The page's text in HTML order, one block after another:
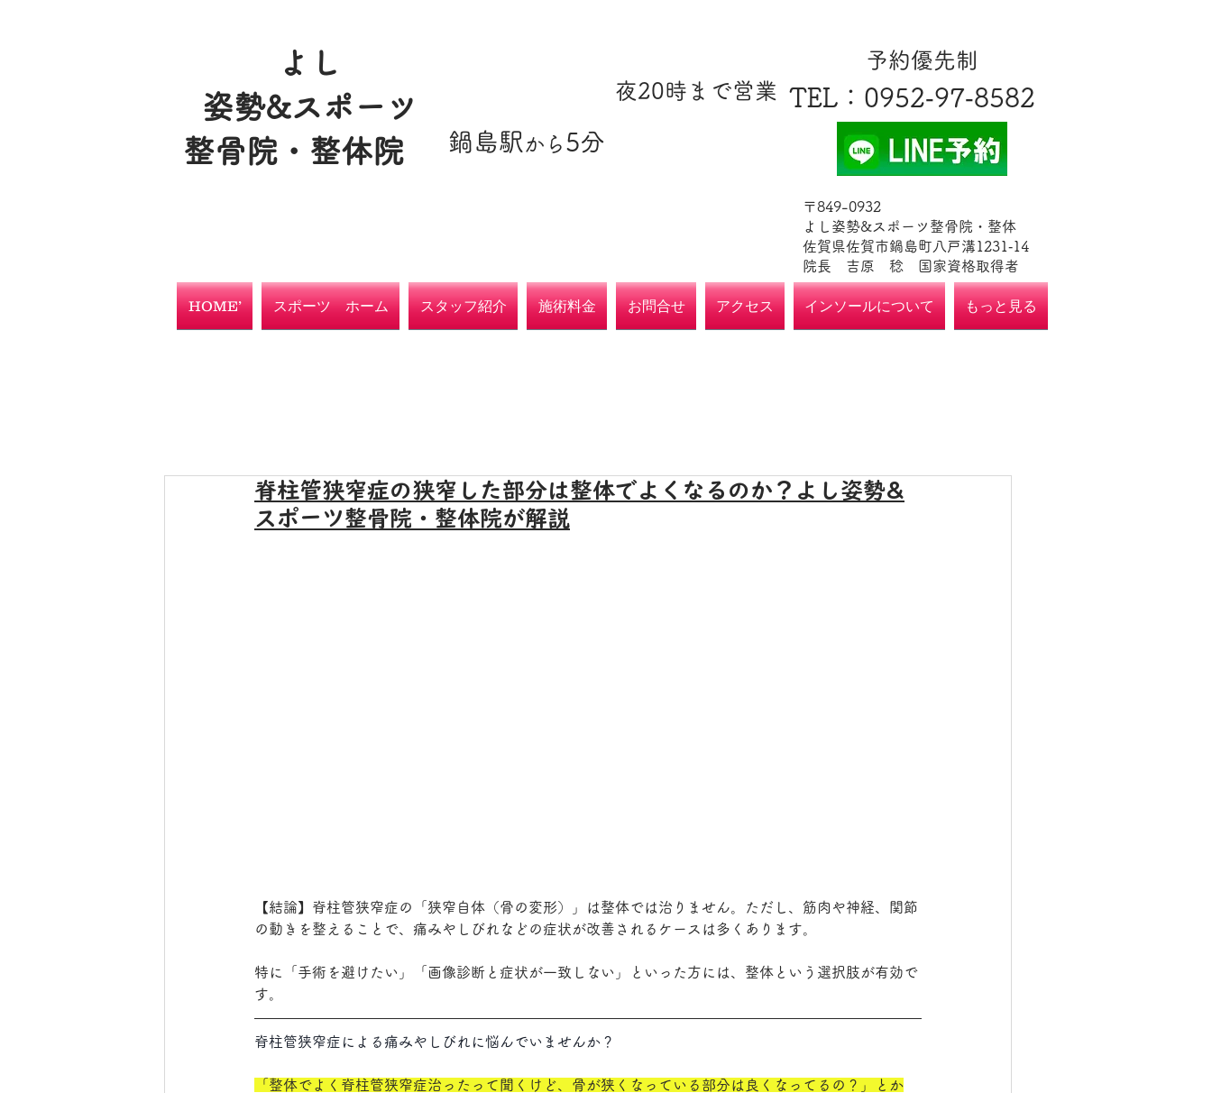
よし
姿勢&スポーツ
整骨院・整体院
​夜20時まで営業
​鍋島駅 から 5分
​予約優先制
TEL ​：0952‐97‐8582
​〒849-0932
よし姿勢&スポーツ整骨院・整体
佐賀県佐賀市鍋島町八戸溝1231‐14
​​院長 吉原 稔​ 国家資格取得者
HOME’ スポーツ ホーム スタッフ紹介 施術料金 お問合せ アクセス インソールについて もっと見る
脊柱管狭窄症の狭窄した部分は整体でよくなるのか？よし姿勢&
スポーツ整骨院・整体院が解説
【結論】脊柱管狭窄症の「狭窄自体（骨の変形）」は整体では治りません。ただし、筋肉や神経、関節
の動きを整えることで、痛みやしびれなどの症状が改善されるケースは多くあります。
特に「手術を避けたい」「画像診断と症状が一致しない」といった方には、整体という選択肢が有効で
す。
脊柱管狭窄症による痛みやしびれに悩んでいませんか？
「整体でよく脊柱管狭窄症治ったって聞くけど、骨が狭くなっている部分は良くなってるの？」とか